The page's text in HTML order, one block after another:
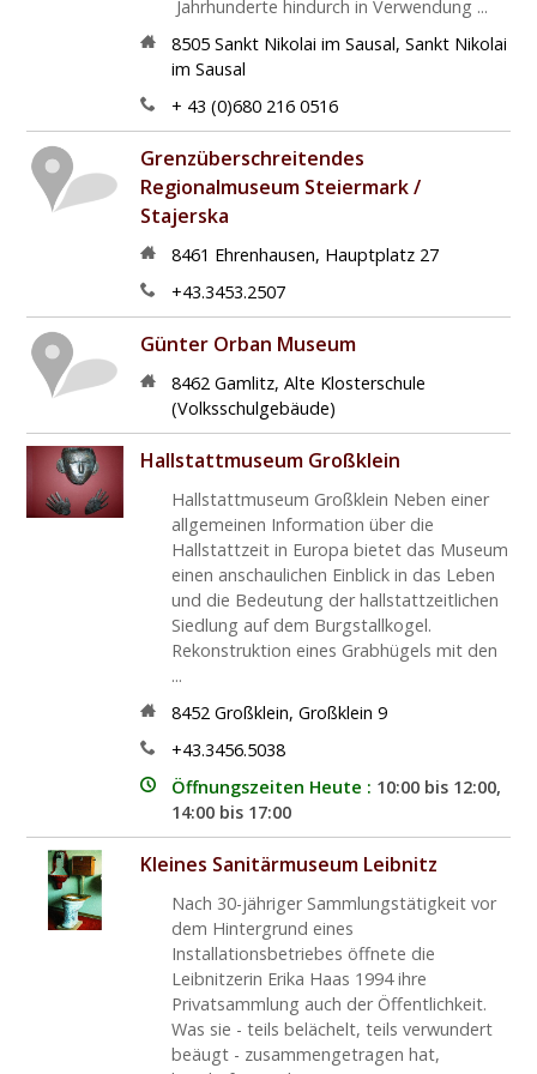
Jahrhunderte hindurch in Verwendung ...
8505 Sankt Nikolai im Sausal, Sankt Nikolai
im Sausal
+ 43 (0)680 216 0516
Grenzüberschreitendes
Regionalmuseum Steiermark /
Stajerska
8461 Ehrenhausen, Hauptplatz 27
+43.3453.2507
Günter Orban Museum
8462 Gamlitz, Alte Klosterschule
(Volksschulgebäude)
Hallstattmuseum Großklein
Hallstattmuseum Großklein Neben einer
allgemeinen Information über die
Hallstattzeit in Europa bietet das Museum
einen anschaulichen Einblick in das Leben
und die Bedeutung der hallstattzeitlichen
Siedlung auf dem Burgstallkogel.
Rekonstruktion eines Grabhügels mit den
...
8452 Großklein, Großklein 9
+43.3456.5038
Öffnungszeiten Heute : 10:00 bis 12:00,
14:00 bis 17:00
Kleines Sanitärmuseum Leibnitz
Nach 30-jähriger Sammlungstätigkeit vor
dem Hintergrund eines
Installationsbetriebes öffnete die
Leibnitzerin Erika Haas 1994 ihre
Privatsammlung auch der Öffentlichkeit.
Was sie - teils belächelt, teils verwundert
beäugt - zusammengetragen hat,